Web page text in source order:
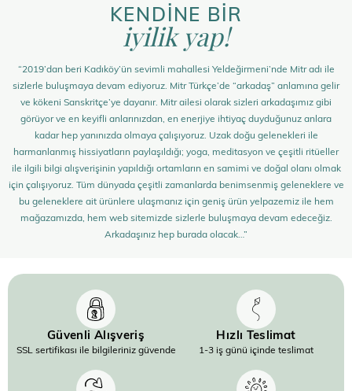
KENDİNE BİR
iyilik yap!
“2019’dan beri Kadıköy’ün sevimli mahallesi Yeldeğirmeni’nde Mitr adı ile
sizlerle buluşmaya devam ediyoruz. Mitr Türkçe’de “arkadaş” anlamına gelir
ve kökeni Sanskritçe’ye dayanır. Mitr ailesi olarak sizleri arkadaşımız gibi
görüyor ve en keyifli anlarınızdan, en enerjiye ihtiyaç duyduğunuz anlara
kadar hep yanınızda olmaya çalışıyoruz. Uzak doğu gelenekleri ile
harmanlanmış hissiyatların paylaşıldığı; yoga, meditasyon ve çeşitli ritüeller
ile ilgili bilgi alışverişinin yapıldığı ortamların en samimi ve doğal olanı olmak
için çalışıyoruz. Tüm dünyada çeşitli zamanlarda benimsenmiş geleneklere ve
bu geleneklere ait ürünlere ulaşmanız için geniş ürün yelpazemiz ile hem
mağazamızda, hem web sitemizde sizlerle buluşmaya devam edeceğiz.
Arkadaşınız hep burada olacak…”
Güvenli Alışveriş
SSL sertifikası ile bilgileriniz güvende
Hızlı Teslimat
1-3 iş günü içinde teslimat